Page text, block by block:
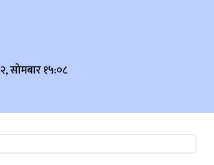
सोमबार १५:०८